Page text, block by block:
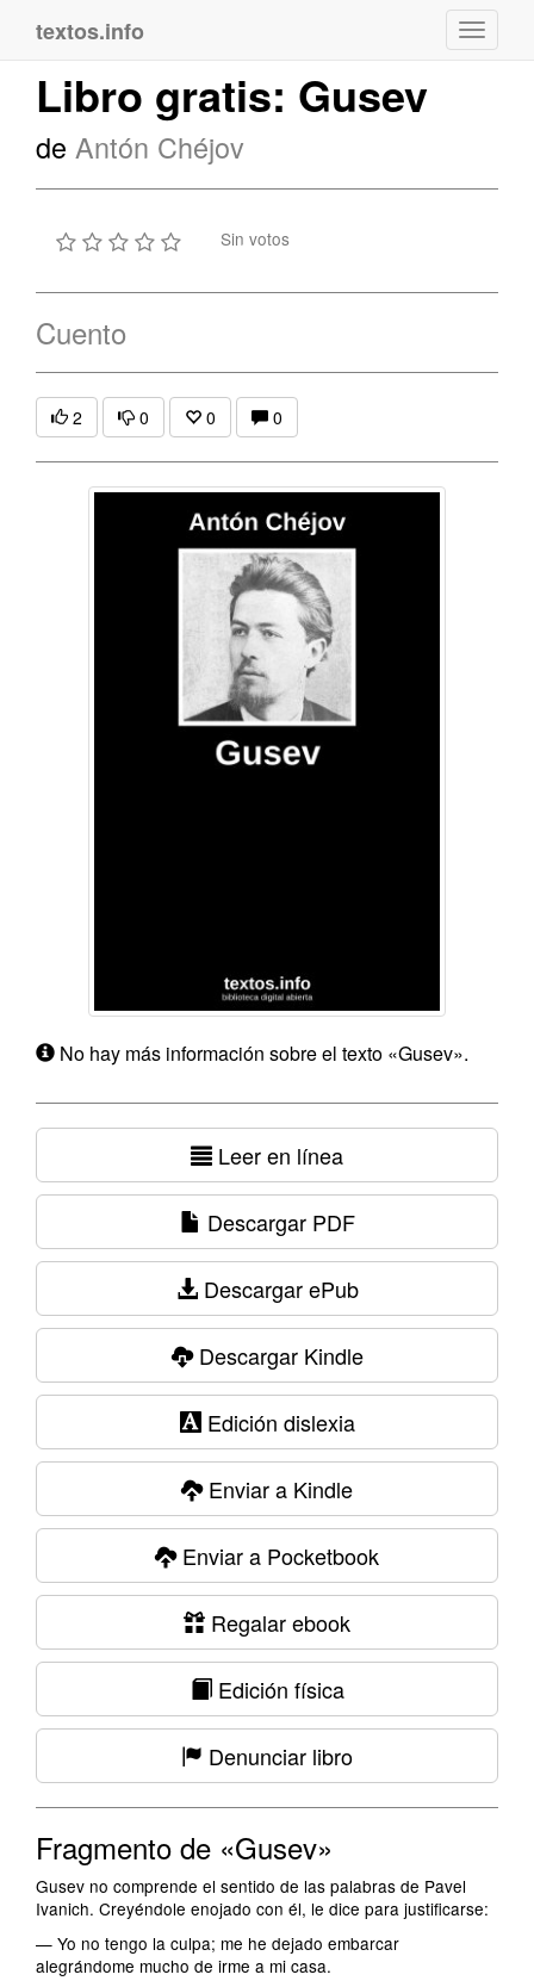
textos.info
Libro gratis: Gusev
de Antón Chéjov
Sin votos
Cuento
2 0 0 0
No hay más información sobre el texto «Gusev».
Leer en línea
Descargar PDF
Descargar ePub
Descargar Kindle
Edición dislexia
Enviar a Kindle
Enviar a Pocketbook
Regalar ebook
Edición física
Denunciar libro
Fragmento de «Gusev»
Gusev no comprende el sentido de las palabras de Pavel
Ivanich. Creyéndole enojado con él, le dice para justificarse:
— Yo no tengo la culpa; me he dejado embarcar
alegrándome mucho de irme a mi casa.